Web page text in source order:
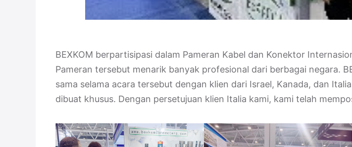
BEXKOM berpartisipasi dalam Pameran Kabel dan Konektor
Pameran tersebut menarik banyak profesional dari berbagai negara.
sama selama acara tersebut dengan klien dari Israel, Kanada, dan
dibuat khusus. Dengan persetujuan klien Italia kami, kami telah